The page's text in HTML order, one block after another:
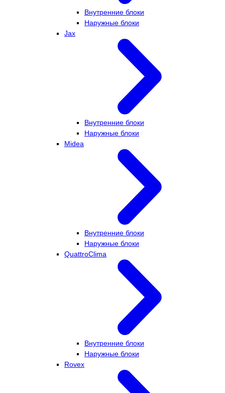
Внутренние блоки
Наружные блоки
Jax
Внутренние блоки
Наружные блоки
Midea
Внутренние блоки
Наружные блоки
QuattroClima
Внутренние блоки
Наружные блоки
Rovex